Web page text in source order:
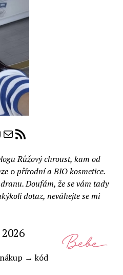
E-mail
RSS zdroj
Růžový chroust, kam od
opřírodní a BIO kosmetice.
Doufám, že se vám tady
dotaz, neváhejte se mi
→ kód